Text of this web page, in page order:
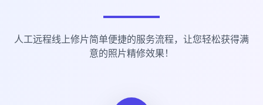
人工远程线上修片简单便捷的服务流程，让您轻松获得满
意的照片精修效果！